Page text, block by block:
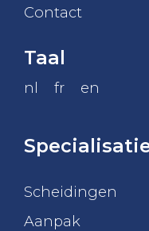
Contact
Taal
nl fr en
Scheidingen
Aanpak